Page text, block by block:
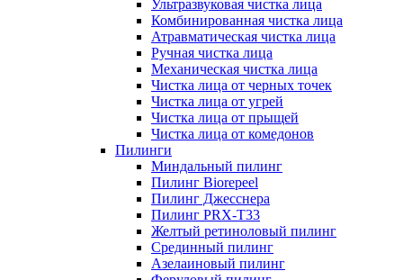
Ультразвуковая чистка лица
Комбинированная чистка лица
Атравматическая чистка лица
Ручная чистка лица
Механическая чистка лица
Чистка лица от черных точек
Чистка лица от угрей
Чистка лица от прыщей
Чистка лица от комедонов
Пилинги
Миндальный пилинг
Пилинг Biorepeel
Пилинг Джесснера
Пилинг PRX-T33
Желтый ретиноловый пилинг
Срединный пилинг
Азелаиновый пилинг